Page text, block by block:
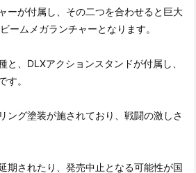
ーが付属し、その二つを合わせると巨大
ームメガランチャーとなります。
と、DLXアクションスタンドが付属し、
す。
ング塗装が施されており、戦闘の激しさ
期されたり、発売中止となる可能性が国